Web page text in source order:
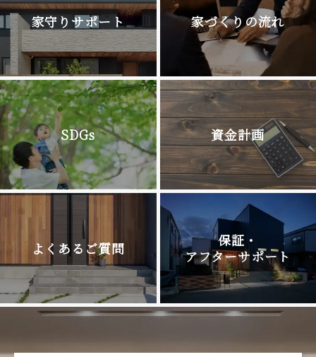
家守りサポート 家づくりの流れ
SDGs 資金計画
よくあるご質問
保証・
アフターサポート